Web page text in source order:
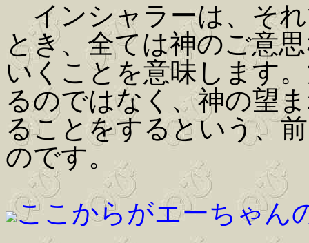
インシャラーは、そ
とき、全ては神のご意
いくことを意味します
るのではなく、神の望
ることをするという、
のです。
ここからがエーちゃん